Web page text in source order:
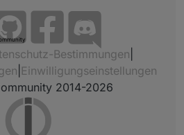
Bestimmungen
Einwilligungseinstellungen
2014-2026